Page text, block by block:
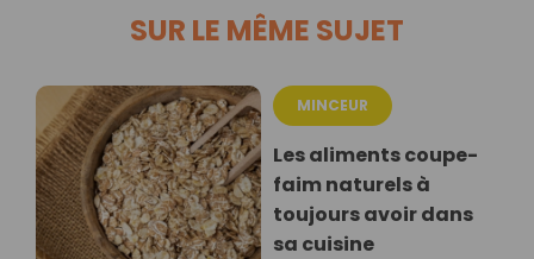
SUR LE MÊME SUJET
MINCEUR
Les aliments coupe-
faim naturels à
toujours avoir dans
sa cuisine